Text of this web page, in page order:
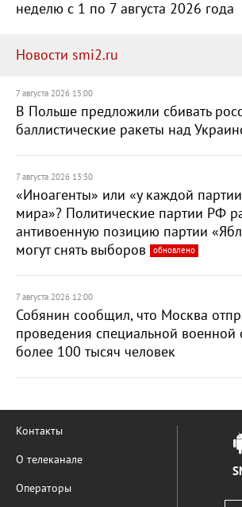
неделю с 1 по 7 августа 2026 года
Новости smi2.ru
7 августа 2026 15:00
В Польше предложили сбивать
баллистические ракеты над
7 августа 2026 13:30
«Иноагенты» или «у каждой
мира»? Политические партии РФ
антивоенную позицию партии
могут снять выборов
обновлено
7 августа 2026 12:00
Собянин сообщил, что Москва
проведения специальной военной
более 100 тысяч человек
Контакты
О телеканале
Операторы